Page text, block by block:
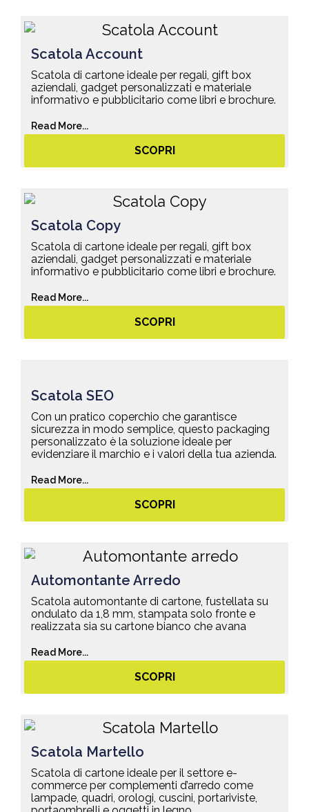
Scatola Account
Scatola di cartone ideale per regali, gift box
aziendali, gadget personalizzati e materiale
informativo e pubblicitario come libri e brochure.
Read More...
SCOPRI
Scatola Copy
Scatola di cartone ideale per regali, gift box
aziendali, gadget personalizzati e materiale
informativo e pubblicitario come libri e brochure.
Read More...
SCOPRI
Scatola SEO
Con un pratico coperchio che garantisce
sicurezza in modo semplice, questo packaging
personalizzato è la soluzione ideale per
evidenziare il marchio e i valori della tua azienda.
Read More...
SCOPRI
Automontante Arredo
Scatola automontante di cartone, fustellata su
ondulato da 1,8 mm, stampata solo fronte e
realizzata sia su cartone bianco che avana
Read More...
SCOPRI
Scatola Martello
Scatola di cartone ideale per il settore e-
commerce per complementi d’arredo come
lampade, quadri, orologi, cuscini, portariviste,